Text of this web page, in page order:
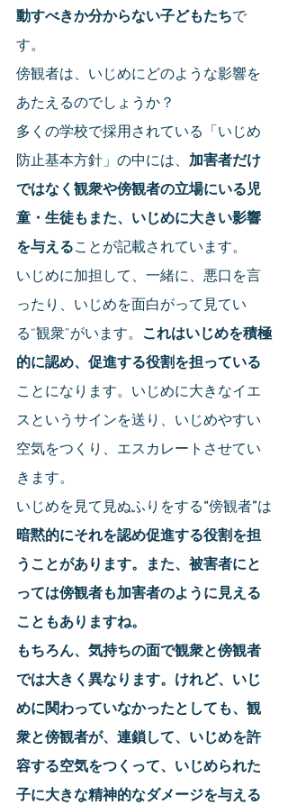
動すべきか分からない子どもたちで
す。
傍観者は、いじめにどのような影響を
あたえるのでしょうか？
多くの学校で採用されている「いじめ
防止基本方針」の中には、 加害者だけ
ではなく観衆や傍観者の立場にいる児
童・生徒もまた、いじめに大きい影響
を与えることが記載されています。
いじめに加担して、一緒に、悪口を言
ったり、いじめを面白がって見てい
る“観衆”がいます。 これはいじめを積極
的に認め、促進する役割を担っている
ことになります。いじめに大きなイエ
スというサインを送り、いじめやすい
空気をつくり、エスカレートさせてい
きます。
いじめを見て見ぬふりをする“傍観者”は
暗黙的にそれを認め促進する役割を担
うことがあります。また、被害者にと
っては傍観者も加害者のように見える
こともありますね。
もちろん、気持ちの面で観衆と傍観者
では大きく異なります。けれど、いじ
めに関わっていなかったとしても、観
衆と傍観者が、連鎖して、いじめを許
容する空気をつくって、いじめられた
子に大きな精神的なダメージを与える